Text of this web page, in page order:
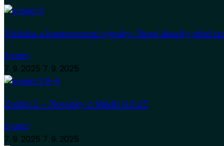
Vítězka a kontroverzní výroky: Nové detaily před
Zradci
7. 9. 2025 7. 9. 2025
Zrádci 2 – Novinky z Médií 6.9.25
Zradci
7. 9. 2025 7. 9. 2025